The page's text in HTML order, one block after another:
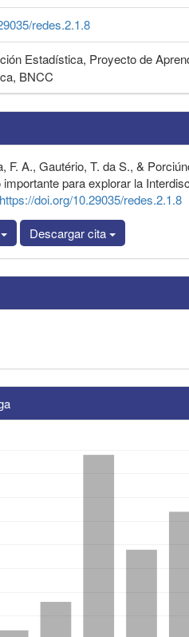
redes.2.1.8
Estadística, Proyecto de
BNCC
F. A., Gautério, T. da S., &
para explorar la
https://doi.org/10.29035/redes.2.1.8
Descargar cita